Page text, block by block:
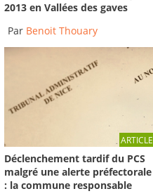
2013 en Vallées des gaves
Par Benoit Thouary
ARTICLE
Déclenchement tardif du PCS
malgré une alerte préfectorale
: la commune responsable